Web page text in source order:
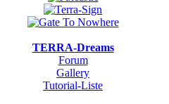
TERRA-Dreams
Forum
Gallery
Tutorial-Liste